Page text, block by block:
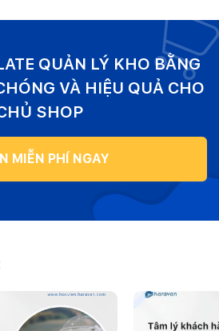
QUẢN LÝ KHO BẰNG
VÀ HIỆU QUẢ CHO
SHOP
MIỄN PHÍ NGAY